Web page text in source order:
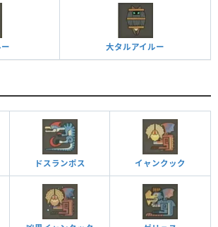
大タルアイルー
ドスランポス イャンクック